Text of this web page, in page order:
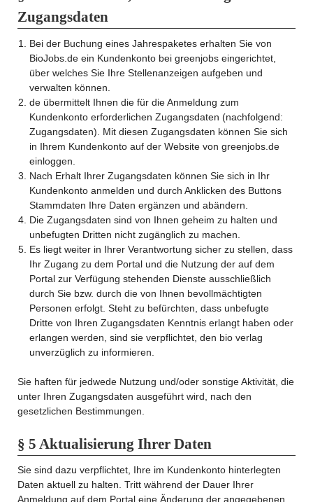
Zugangsdaten
Bei der Buchung eines Jahrespaketes erhalten Sie von
BioJobs.de ein Kundenkonto bei greenjobs eingerichtet,
über welches Sie Ihre Stellenanzeigen aufgeben und
verwalten können.
de übermittelt Ihnen die für die Anmeldung zum
Kundenkonto erforderlichen Zugangsdaten (nachfolgend:
Zugangsdaten). Mit diesen Zugangsdaten können Sie sich
in Ihrem Kundenkonto auf der Website von greenjobs.de
einloggen.
Nach Erhalt Ihrer Zugangsdaten können Sie sich in Ihr
Kundenkonto anmelden und durch Anklicken des Buttons
Stammdaten Ihre Daten ergänzen und abändern.
Die Zugangsdaten sind von Ihnen geheim zu halten und
unbefugten Dritten nicht zugänglich zu machen.
Es liegt weiter in Ihrer Verantwortung sicher zu stellen, dass
Ihr Zugang zu dem Portal und die Nutzung der auf dem
Portal zur Verfügung stehenden Dienste ausschließlich
durch Sie bzw. durch die von Ihnen bevollmächtigten
Personen erfolgt. Steht zu befürchten, dass unbefugte
Dritte von Ihren Zugangsdaten Kenntnis erlangt haben oder
erlangen werden, sind sie verpflichtet, den bio verlag
unverzüglich zu informieren.
Sie haften für jedwede Nutzung und/oder sonstige Aktivität, die
unter Ihren Zugangsdaten ausgeführt wird, nach den
gesetzlichen Bestimmungen.
§ 5 Aktualisierung Ihrer Daten
Sie sind dazu verpflichtet, Ihre im Kundenkonto hinterlegten
Daten aktuell zu halten. Tritt während der Dauer Ihrer
Anmeldung auf dem Portal eine Änderung der angegebenen